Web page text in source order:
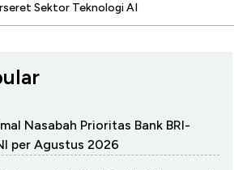
Sektor Teknologi AI
Nasabah Prioritas Bank BRI-
per Agustus 2026